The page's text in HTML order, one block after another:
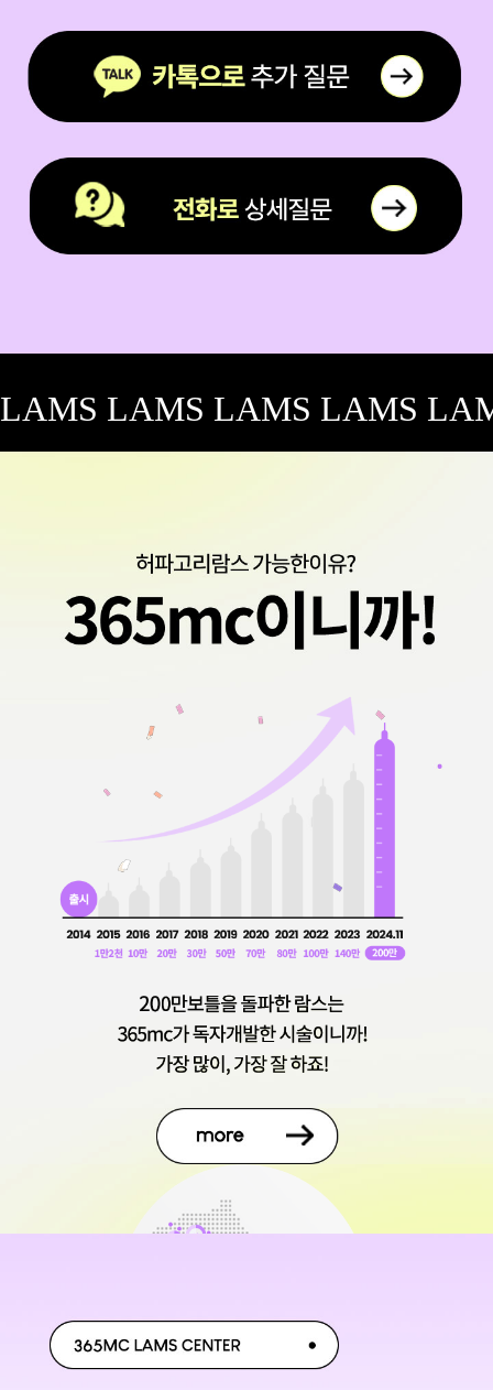
LAMS LAMS LAMS LAMS